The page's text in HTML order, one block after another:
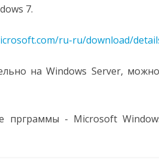
7.
ru-ru/download/
на Windows Server,
прграммы - Microsoft